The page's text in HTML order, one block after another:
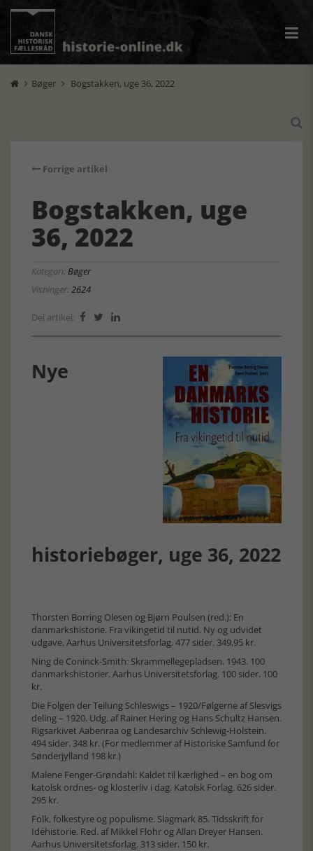
 Bøger  Bogstakken, uge 36, 2022

Forrige artikel
Bogstakken, uge
36, 2022
Kategori:Bøger
Visninger:2624
Del artikel:   
Nye
historiebøger, uge 36, 2022
Thorsten Borring Olesen og Bjørn Poulsen (red.): En
danmarkshistorie. Fra vikingetid til nutid. Ny og udvidet
udgave. Aarhus Universitetsforlag. 477 sider. 349,95 kr.
Ning de Coninck-Smith: Skrammellegepladsen. 1943. 100
danmarkshistorier. Aarhus Universitetsforlag. 100 sider. 100
kr.
Die Folgen der Teilung Schleswigs – 1920/Følgerne af Slesvigs
deling – 1920. Udg. af Rainer Hering og Hans Schultz Hansen.
Rigsarkivet Aabenraa og Landesarchiv Schlewig-Holstein.
494 sider. 348 kr. (For medlemmer af Historiske Samfund for
Sønderjylland 198 kr.)
Malene Fenger-Grøndahl: Kaldet til kærlighed – en bog om
katolsk ordnes- og klosterliv i dag. Katolsk Forlag. 626 sider.
295 kr.
Folk, folkestyre og populisme. Slagmark 85. Tidsskrift for
Idéhistorie. Red. af Mikkel Flohr og Allan Dreyer Hansen.
Aarhus Universitetsforlag. 313 sider. 150 kr.